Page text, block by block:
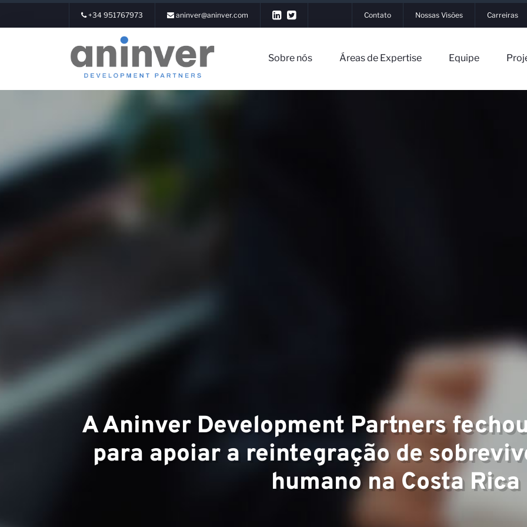
+34 951767973 aninver@aninver.com Contato Nossas Visões Carreiras
Sobre nós Áreas de Expertise Equipe
Login
Sobre nós
Áreas de
A Aninver Development Partners
para apoiar a reintegração de
humano na Costa Rica